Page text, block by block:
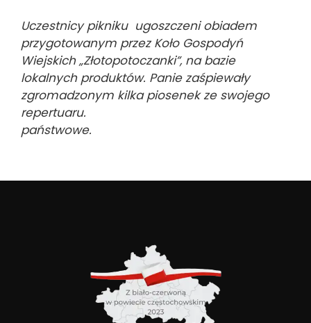
Uczestnicy pikniku ugoszczeni obiadem
przygotowanym przez Koło Gospodyń
Wiejskich „Złotopotoczanki”, na bazie
lokalnych produktów. Panie zaśpiewały
zgromadzonym kilka piosenek ze swojego
repertuaru.
państwowe.